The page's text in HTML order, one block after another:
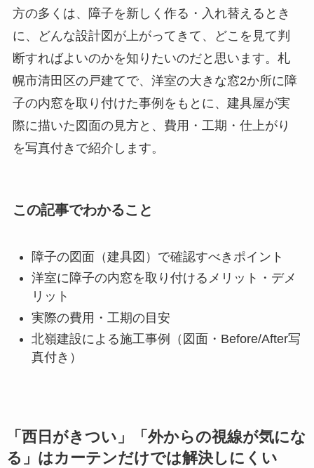
方の多くは、障子を新しく作る・入れ替えるとき
に、どんな設計図が上がってきて、どこを見て判
断すればよいのかを知りたいのだと思います。札
幌市清田区の戸建てで、洋室の大きな窓2か所に障
子の内窓を取り付けた事例をもとに、建具屋が実
際に描いた図面の見方と、費用・工期・仕上がり
を写真付きで紹介します。
この記事でわかること
障子の図面（建具図）で確認すべきポイント
洋室に障子の内窓を取り付けるメリット・デメ
リット
実際の費用・工期の目安
北嶺建設による施工事例（図面・Before/After写
真付き）
「西日がきつい」「外からの視線が気にな
る」はカーテンだけでは解決しにくい